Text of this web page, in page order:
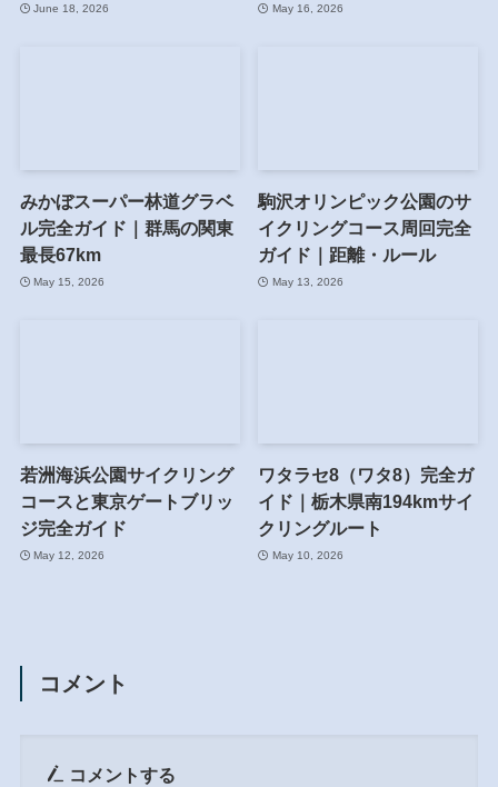
June 18, 2026 May 16, 2026
みかぼスーパー林道グラベ
ル完全ガイド｜群馬の関東
最長67km
May 15, 2026
駒沢オリンピック公園のサ
イクリングコース周回完全
ガイド｜距離・ルール
May 13, 2026
若洲海浜公園サイクリング
コースと東京ゲートブリッ
ジ完全ガイド
May 12, 2026
ワタラセ8（ワタ8）完全ガ
イド｜栃木県南194kmサイ
クリングルート
May 10, 2026
コメント
コメントする